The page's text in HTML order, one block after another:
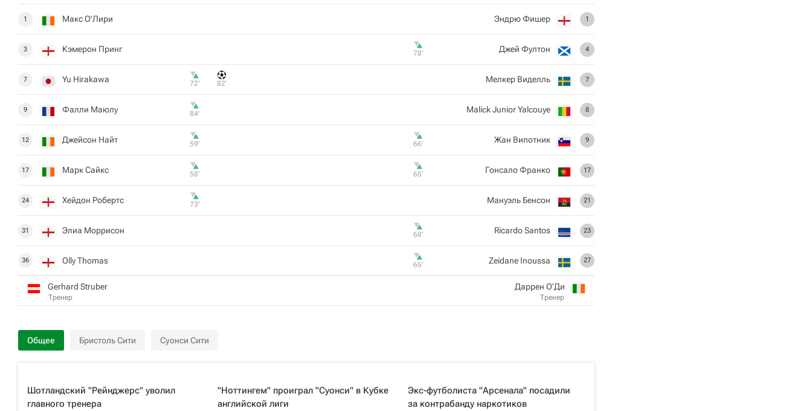
1 Макс О'Лири
3 Кэмерон Принг
7 Yu Hirakawa 72‎’‎ 82‎’‎
9 Фалли Маюлу 84‎’‎
12 Джейсон Найт 59‎’‎
17 Марк Сайкс 58‎’‎
24 Хейдон Робертс 73‎’‎
31 Элиа Моррисон
36 Olly Thomas
Gerhard Struber
Тренер
1
Эндрю Фишер
4
Джей Фултон
78‎’‎
7
Мелкер Виделль
8
Malick Junior Yalcouye
9
Жан Випотник
66‎’‎
17
Гонсало Франко
65‎’‎
21
Мануэль Бенсон
23
Ricardo Santos
68‎’‎
27
Zeidane Inoussa
65‎’‎
Даррен О’Ди
Тренер
Общее Бристоль Сити Суонси Сити
Шотландский "Рейнджерс" уволил
главного тренера
"Ноттингем" проиграл "Суонси" в Кубке
английской лиги
Экс-футболиста "Арсенала" посадили
за контрабанду наркотиков